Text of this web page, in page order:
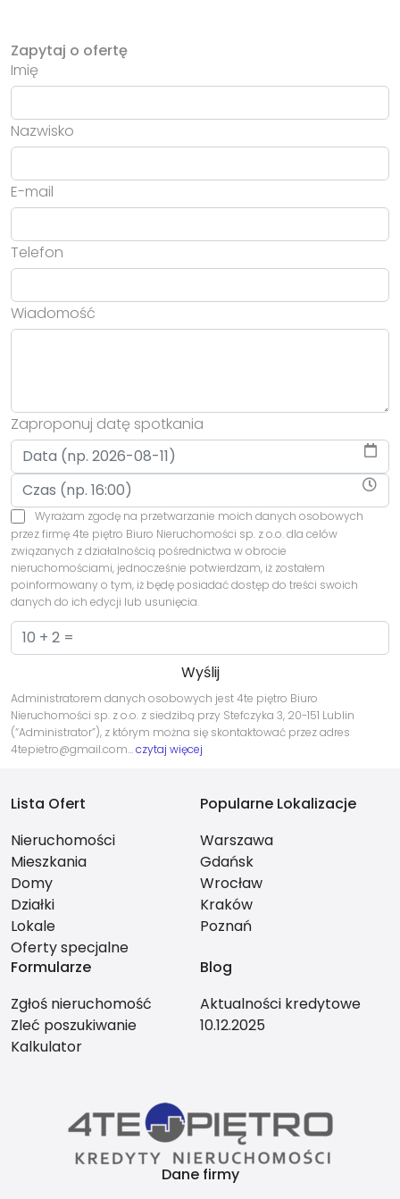
Zapytaj o ofertę
Imię
Nazwisko
E-mail
Telefon
Wiadomość
Zaproponuj datę spotkania
Wyrażam zgodę na przetwarzanie moich danych osobowych
przez firmę 4te piętro Biuro Nieruchomości sp. z o.o. dla celów
związanych z działalnością pośrednictwa w obrocie
nieruchomościami, jednocześnie potwierdzam, iż zostałem
poinformowany o tym, iż będę posiadać dostęp do treści swoich
danych do ich edycji lub usunięcia.
Administratorem danych osobowych jest 4te piętro Biuro
Nieruchomości sp. z o.o. z siedzibą przy Stefczyka 3, 20-151 Lublin
(“Administrator”), z którym można się skontaktować przez adres
4tepietro@gmail.com…czytaj więcej
Lista Ofert
Nieruchomości
Mieszkania
Domy
Działki
Lokale
Oferty specjalne
Popularne Lokalizacje
Warszawa
Gdańsk
Wrocław
Kraków
Poznań
Formularze
Zgłoś nieruchomość
Zleć poszukiwanie
Kalkulator
Blog
Aktualności kredytowe
10.12.2025
Dane firmy